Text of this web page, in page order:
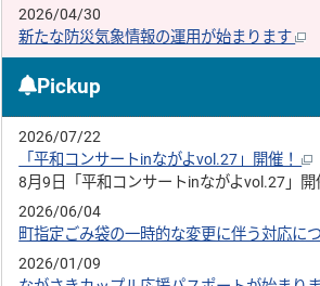
2026/04/30
新たな防災気象情報の運用が始まります
Pickup
2026/07/22
「平和コンサートinながよvol.27」開催！
8月9日「平和コンサートinながよvol.27」開
2026/06/04
町指定ごみ袋の一時的な変更に伴う対応に
2026/01/09